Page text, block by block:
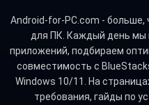
Android-for-PC.com - больше,
для ПК. Каждый день мы
приложений, подбираем
совместимость с
Windows 10/11. На
требования, гайды по